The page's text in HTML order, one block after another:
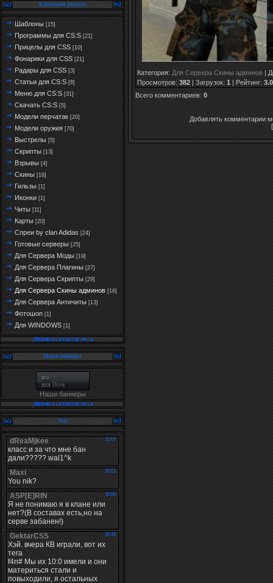
Категории раздела
Шаблоны [15]
Программы для CS:S [21]
Прицелы для CSS [10]
Фонарики для CSS [21]
Радары для CSS [3]
Статьи для CS:S [8]
Меню для CS:S [31]
Скачать CS:S [5]
Модели перчатак [20]
Модели оружия [70]
Выстрелы [5]
Скрипты [13]
Взрывы [4]
Скины [18]
Гильзы [1]
Иконки [1]
Читы [11]
Карты [20]
Спреи by clan Adidas [24]
Готовые серверы [25]
Для Сервера Моды [19]
Для Сервера Плагины [27]
Для Сервера Скрипты [29]
Для Сервера Скины админов [16]
Для Сервера Античиты [13]
Фотошоп [1]
Для WINDOWS [1]
Наши баннеры
Наши баннеры
Чат
Категория: Для Сервера Скины админов |
Просмотров: 382 | Загрузок: 1 | Рейтинг: 3.0
Всего комментариев: 0
Добавлять комментарии